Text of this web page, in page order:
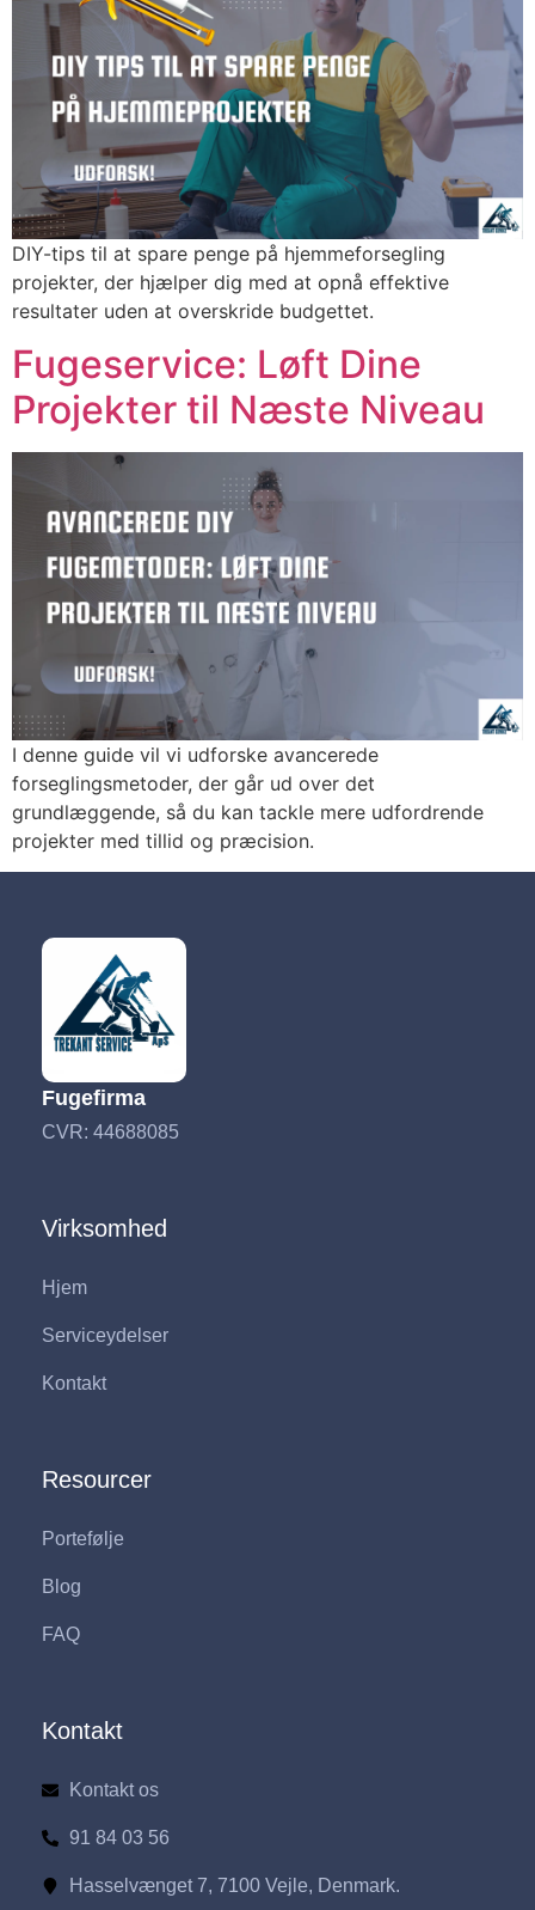
DIY-tips til at spare penge på hjemmeforsegling
projekter, der hjælper dig med at opnå effektive
resultater uden at overskride budgettet.
Fugeservice: Løft Dine
Projekter til Næste Niveau
I denne guide vil vi udforske avancerede
forseglingsmetoder, der går ud over det
grundlæggende, så du kan tackle mere udfordrende
projekter med tillid og præcision.
Fugefirma
CVR: 44688085
Virksomhed
Hjem
Serviceydelser
Kontakt
Resourcer
Portefølje
Blog
FAQ
Kontakt
Kontakt os
91 84 03 56
Hasselvænget 7, 7100 Vejle, Denmark.